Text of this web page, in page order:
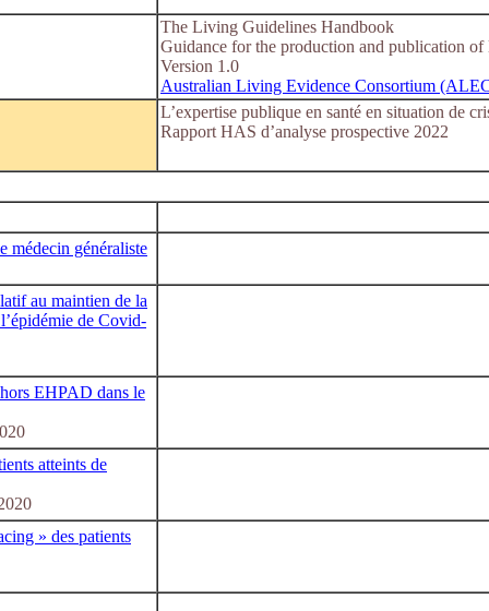
The Living Guidelines Handbook
Guidance for the production and publication
Version 1.0
Australian Living Evidence Consortium
L’expertise publique en santé en situation de
Rapport HAS d’analyse prospective 2022
médecin généraliste
au maintien de la
de Covid-
EHPAD dans le
atteints de
» des patients